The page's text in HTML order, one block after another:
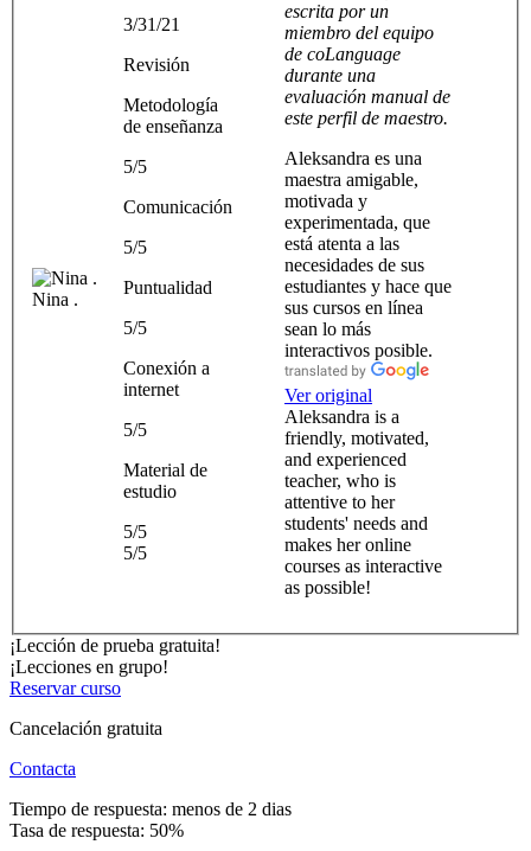
Nina .
3/31/21
Revisión
Metodología
de enseñanza
5/5
Comunicación
5/5
Puntualidad
5/5
Conexión a
internet
5/5
Material de
estudio
5/5
5/5
escrita por un
miembro del equipo
de coLanguage
durante una
evaluación manual de
este perfil de maestro.
Aleksandra es una
maestra amigable,
motivada y
experimentada, que
está atenta a las
necesidades de sus
estudiantes y hace que
sus cursos en línea
sean lo más
interactivos posible.
Ver original
Aleksandra is a
friendly, motivated,
and experienced
teacher, who is
attentive to her
students' needs and
makes her online
courses as interactive
as possible!
¡Lección de prueba gratuita!
¡Lecciones en grupo!
Reservar curso
Cancelación gratuita
Contacta
Tiempo de respuesta: menos de 2 dias
Tasa de respuesta: 50%